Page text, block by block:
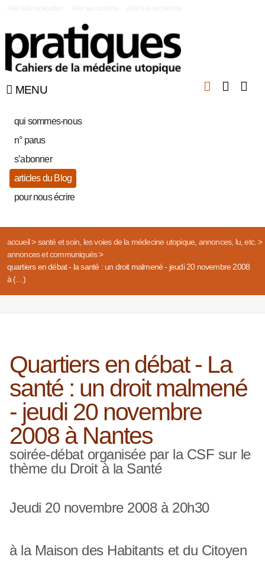
MENU
qui sommes-nous
n° parus
s’abonner
articles du Blog
pour nous écrire
accueil> santé et soin, les voies de la médecine utopique, annonces, lu, etc.>
annonces et communiqués>
quartiers en débat - la santé : un droit malmené - jeudi 20 novembre 2008
à (…)
Quartiers en débat - La
santé : un droit malmené
- jeudi 20 novembre
2008 à Nantes
soirée-débat organisée par la CSF sur le
thème du Droit à la Santé
Jeudi 20 novembre 2008 à 20h30
à la Maison des Habitants et du Citoyen